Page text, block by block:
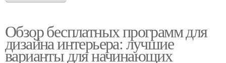
Обзор бесплатных программ для
дизайна интерьера: лучшие
варианты для начинающих